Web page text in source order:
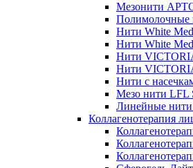
Мезонити
Полимолочные
Нити White
Нити White
Нити
Нити
Нити с
Мезо нити LFL
Линейные
Коллагенотерапия